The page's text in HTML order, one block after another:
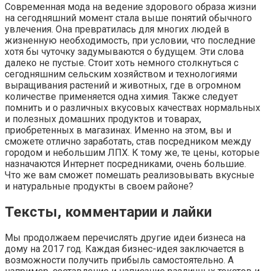
Современная мода на ведение здорового образа жизни
на сегодняшний момент стала выше понятий обычного
увлечения. Она превратилась для многих людей в
жизненную необходимость, при условии, что последние
хотя бы чуточку задумываются о будущем. Эти слова
далеко не пустые. Стоит хоть немного столкнуться с
сегодняшним сельским хозяйством и технологиями
выращивания растений и животных, где в огромном
количестве применяется одна химия. Также следует
помнить и о различных вкусовых качествах нормальных
и полезных домашних продуктов и товарах,
приобретенных в магазинах. Именно на этом, вы и
сможете отлично заработать, став посредником между
городом и небольшим ЛПХ. К тому же, те цены, которые
назначаются Интернет посредниками, очень большие.
Что же вам сможет помешать реализовывать вкусные
и натуральные продукты в своем районе?
Тексты, комментарии и лайки
Мы продолжаем перечислять другие идеи бизнеса на
дому на 2017 год. Каждая бизнес-идея заключается в
возможности получить прибыль самостоятельно. А